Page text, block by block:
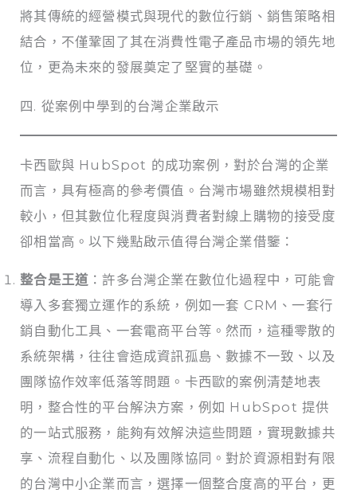
將其傳統的經營模式與現代的數位行銷、銷售策略相
結合，不僅鞏固了其在消費性電子產品市場的領先地
位，更為未來的發展奠定了堅實的基礎。
四. 從案例中學到的台灣企業啟示
卡西歐與 HubSpot 的成功案例，對於台灣的企業
而言，具有極高的參考價值。台灣市場雖然規模相對
較小，但其數位化程度與消費者對線上購物的接受度
卻相當高。以下幾點啟示值得台灣企業借鑒：
整合是王道 ：許多台灣企業在數位化過程中，可能會
導入多套獨立運作的系統，例如一套 CRM、一套行
銷自動化工具、一套電商平台等。然而，這種零散的
系統架構，往往會造成資訊孤島、數據不一致、以及
團隊協作效率低落等問題。卡西歐的案例清楚地表
明，整合性的平台解決方案，例如 HubSpot 提供
的一站式服務，能夠有效解決這些問題，實現數據共
享、流程自動化、以及團隊協同。對於資源相對有限
的台灣中小企業而言，選擇一個整合度高的平台，更